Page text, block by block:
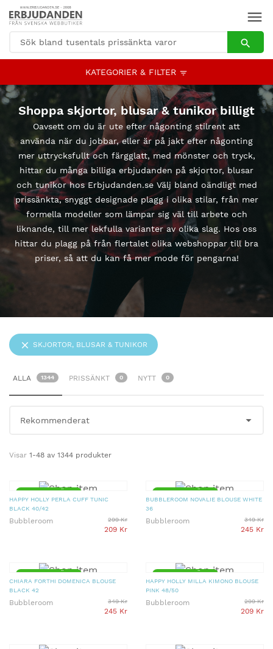
Shoppa skjortor, blusar & tunikor billigt
Oavsett om du är ute efter någonting stilrent att
använda när du jobbar, eller är på jakt efter någonting
mer uttrycksfullt och färgglatt, med mönster och tryck,
hittar du många billiga erbjudanden på skjortor, blusar
och tunikor hos Erbjudanden.se Välj bland oändligt med
prissänkta, snyggt designade plagg i olika stilar, från mer
formella modeller som lämpar sig väl till arbete och
liknande, till mer lekfulla varianter av olika slag. Hos oss
hittar du plagg på från flertalet olika webshoppar till bra
priser, så att du kan få mer mode för pengarna!
KATEGORIER & FILTER
SKJORTOR, BLUSAR & TUNIKOR
ALLA 1344 PRISSÄNKT 0 NYTT 0
Visar 1-48 av 1344 produkter
▼ 30% PRISSÄNKT
HAPPY HOLLY PERLA CUFF TUNIC
BLACK 40/42
Bubbleroom 299 Kr
209 Kr
▼ 30% PRISSÄNKT
BUBBLEROOM NOVALIE BLOUSE WHITE
36
Bubbleroom 349 Kr
245 Kr
▼ 30% PRISSÄNKT
CHIARA FORTHI DOMENICA BLOUSE
BLACK 42
Bubbleroom 349 Kr
245 Kr
▼ 30% PRISSÄNKT
HAPPY HOLLY MILLA KIMONO BLOUSE
PINK 48/50
Bubbleroom 299 Kr
209 Kr